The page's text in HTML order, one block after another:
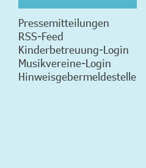
Pressemitteilungen
RSS-Feed
Kinderbetreuung-Login
Musikvereine-Login
Hinweisgebermeldestelle